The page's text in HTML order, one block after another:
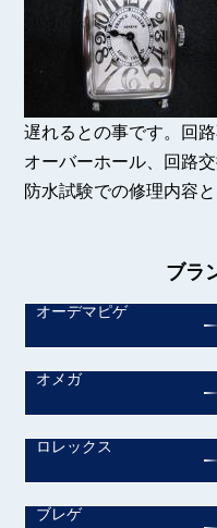
遅れるとの事です。回
オーバーホール、回路
防水試験での修理内容と
ブラ
オーデマピゲ
オメガ
ロレックス
ブレゲ